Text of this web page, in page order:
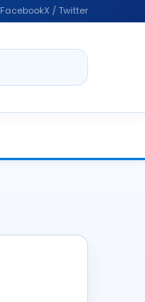
FacebookX / Twitter